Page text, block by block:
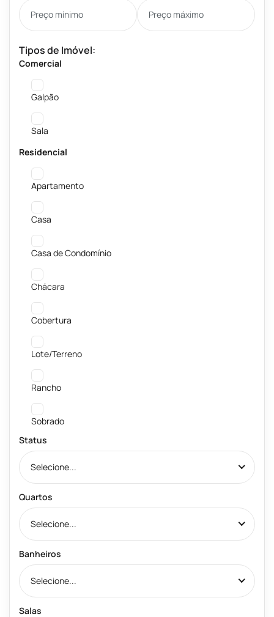
Tipos de Imóvel:
Comercial
Galpão
Sala
Residencial
Apartamento
Casa
Casa de Condomínio
Chácara
Cobertura
Lote/Terreno
Rancho
Sobrado
Status
Selecione...
Quartos
Selecione...
Banheiros
Selecione...
Salas